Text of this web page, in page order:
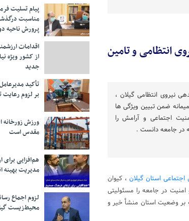
انتظامی و تامین
نیروی انتظامی گیلان ،
ضمن تبیین ویژگی ها
اجتماعی و آرامش را
در جامعه دانست .
اجتماعی استان گیلان ، کیوان
در جامعه را مسئولیتی
بر وضعیت استان منشأ خیر و
پیام تسلیت
مناسبت
پرورش ناحیه
اقدامات
از کشور ویژه
جدید
تأکید
بر لزوم رعایت
ورزش زورخانه
مقدس است
هم‌افزایی
مدیریت بهینه
لزوم اجماع
محیط‌زیست